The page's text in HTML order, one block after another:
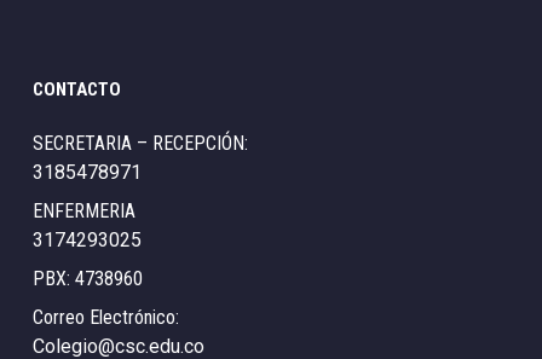
CONTACTO
SECRETARIA – RECEPCIÓN:
3185478971
ENFERMERIA
3174293025
PBX: 4738960
Correo Electrónico:
Colegio@csc.edu.co